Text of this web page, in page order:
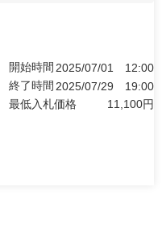
開始時間 2025/07/01
12:00
終了時間 2025/07/29
19:00
最低入札価格
11,100円